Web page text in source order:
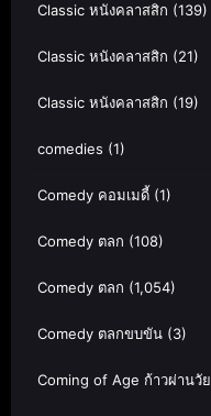
Classic หนังคลาสสิก (139)
Classic หนังคลาสสิก (21)
Classic หนังคลาสสิก (19)
comedies (1)
Comedy คอมเมดี้ (1)
Comedy ตลก (108)
Comedy ตลก (1,054)
Comedy ตลกขบขัน (3)
Coming of Age ก้าวผ่านวัย